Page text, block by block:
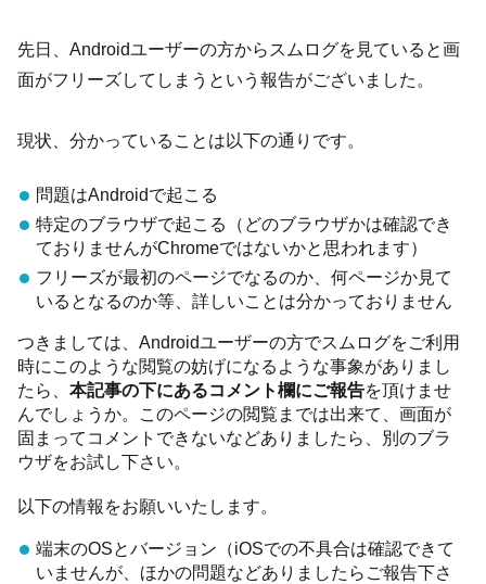
先日、Androidユーザーの方からスムログを見ていると画
面がフリーズしてしまうという報告がございました。
現状、分かっていることは以下の通りです。
問題はAndroidで起こる
特定のブラウザで起こる（どのブラウザかは確認でき
ておりませんがChromeではないかと思われます）
フリーズが最初のページでなるのか、何ページか見て
いるとなるのか等、詳しいことは分かっておりません
つきましては、Androidユーザーの方でスムログをご利用
時にこのような閲覧の妨げになるような事象がありまし
たら、本記事の下にあるコメント欄にご報告を頂けませ
んでしょうか。このページの閲覧までは出来て、画面が
固まってコメントできないなどありましたら、別のブラ
ウザをお試し下さい。
以下の情報をお願いいたします。
端末のOSとバージョン（iOSでの不具合は確認できて
いませんが、ほかの問題などありましたらご報告下さ